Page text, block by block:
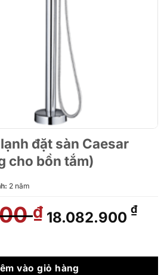
đặt sàn Caesar
cho bồn tắm)
2 năm
₫ Giá
gốc
21.274.000 ₫.
18.082.900 ₫Giá
là:
sàn Caesar AS489C (dùng cho bồn
vào giỏ hàng